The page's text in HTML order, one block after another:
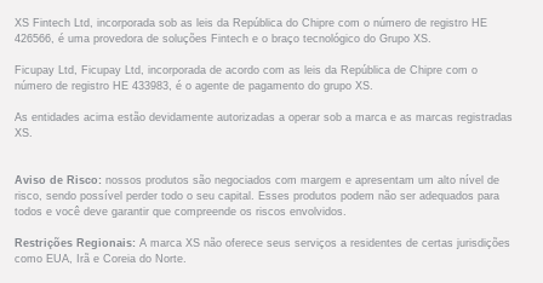
XS Fintech Ltd, incorporada sob as leis da República do Chipre com o número de registro HE
426566, é uma provedora de soluções Fintech e o braço tecnológico do Grupo XS.
Ficupay Ltd, Ficupay Ltd, incorporada de acordo com as leis da República de Chipre com o
número de registro HE 433983, é o agente de pagamento do grupo XS.
As entidades acima estão devidamente autorizadas a operar sob a marca e as marcas registradas
XS.
Aviso de Risco: nossos produtos são negociados com margem e apresentam um alto nível de
risco, sendo possível perder todo o seu capital. Esses produtos podem não ser adequados para
todos e você deve garantir que compreende os riscos envolvidos.
Restrições Regionais: A marca XS não oferece seus serviços a residentes de certas jurisdições
como EUA, Irã e Coreia do Norte.